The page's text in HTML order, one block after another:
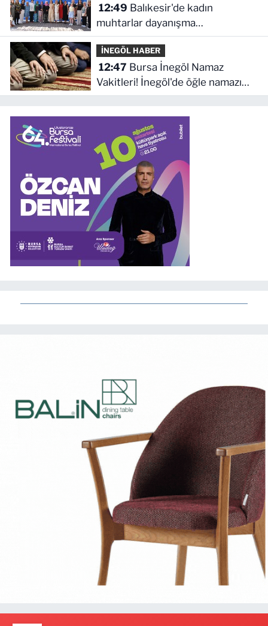
12:49
muhtarlar dayanışma
kahvaltısında
İNEGÖL HABER
12:47
Vakitleri! İnegöl'de öğle namazı
kaçta